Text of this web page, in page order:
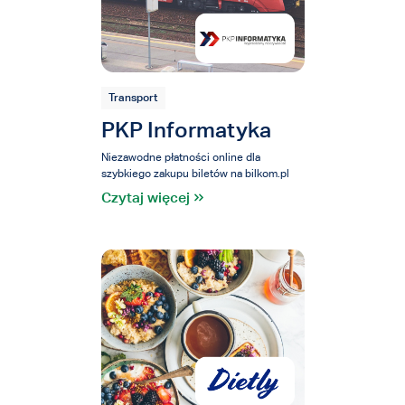
Transport
PKP Informatyka
Niezawodne płatności online dla
szybkiego zakupu biletów na bilkom.pl
Czytaj więcej